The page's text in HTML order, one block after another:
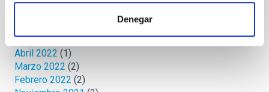
Denegar
Mayo 2022(3)
Abril 2022 (1)
Marzo 2022 (2)
Febrero 2022 (2)